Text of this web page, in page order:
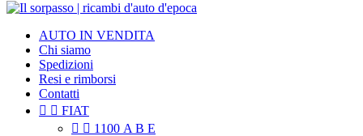
AUTO IN VENDITA
Chi siamo
Spedizioni
Resi e rimborsi
Contatti
  FIAT
  1100 A B E